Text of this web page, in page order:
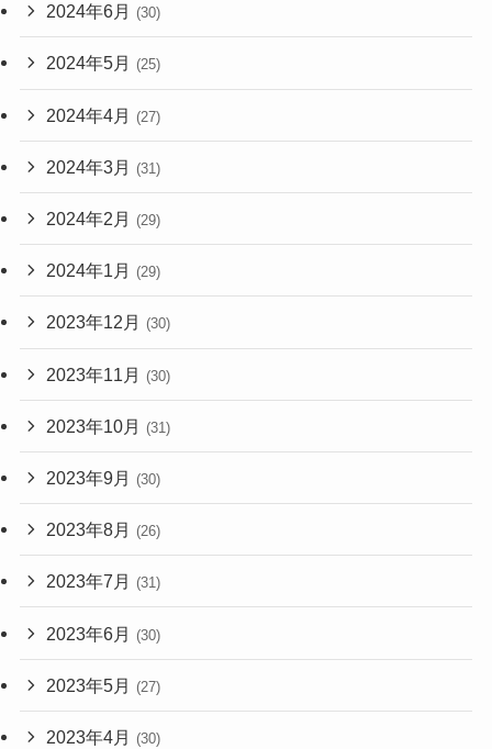
2024年6月 (30)
2024年5月 (25)
2024年4月 (27)
2024年3月 (31)
2024年2月 (29)
2024年1月 (29)
2023年12月 (30)
2023年11月 (30)
2023年10月 (31)
2023年9月 (30)
2023年8月 (26)
2023年7月 (31)
2023年6月 (30)
2023年5月 (27)
2023年4月 (30)